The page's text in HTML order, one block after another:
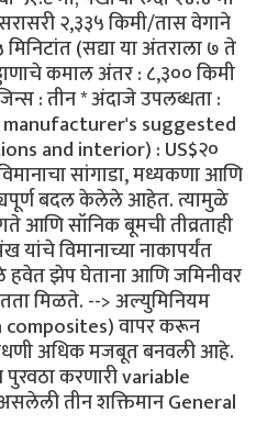
२,३३५ किमी/तास वेगाने
(सद्या या अंतराला ७ ते
कमाल अंतर : ८,३०० किमी
: तीन * अंदाजे उपलब्धता :
manufacturer's suggested
and interior) : US$२०
सांगाडा, मध्यकणा आणि
बदल केलेले आहेत. त्यामुळे
आणि सॉनिक बूमची तीव्रताही
विमानाच्या नाकापर्यंत
झेप घेताना आणि जमिनीवर
मिळते. --> अल्युमिनियम
composites) वापर करून
अधिक मजबूत बनवली आहे.
पुरवठा करणारी variable
तीन शक्तिमान General